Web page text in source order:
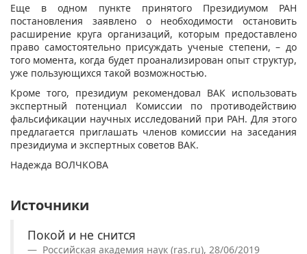
Еще в одном пункте принятого Президиумом РАН
постановления заявлено о необходимости остановить
расширение круга организаций, которым предоставлено
право самостоятельно присуждать ученые степени, – до
того момента, когда будет проанализирован опыт структур,
уже пользующихся такой возможностью.
Кроме того, президиум рекомендовал ВАК использовать
экспертный потенциал Комиссии по противодействию
фальсификации научных исследований при РАН. Для этого
предлагается приглашать членов комиссии на заседания
президиума и экспертных советов ВАК.
Надежда ВОЛЧКОВА
Источники
Покой и не снится
Российская академия наук (ras.ru), 28/06/2019